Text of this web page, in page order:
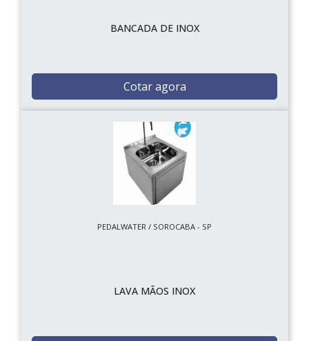
BANCADA DE INOX
Cotar agora
PEDALWATER / SOROCABA - SP
LAVA MÃOS INOX